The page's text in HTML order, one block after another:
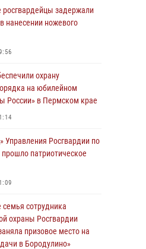
задержали
нанесении ножевого
охрану
на юбилейном
России» в Пермском крае
Управления Росгвардии по
патриотическое
сотрудника
охраны Росгвардии
призовое место на
в Бородулино»